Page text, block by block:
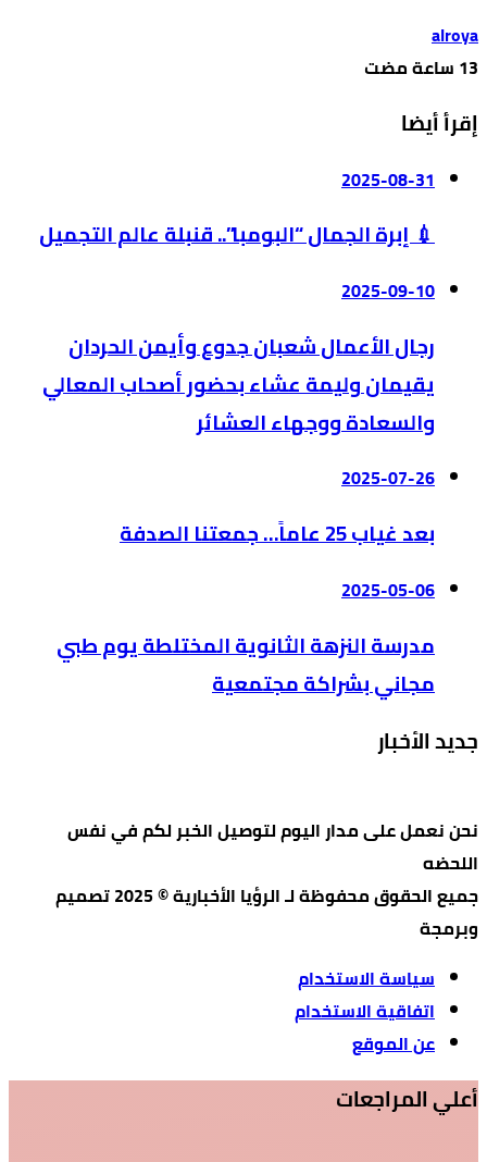
alroya
إقرأ أيضا
2025-08-31
💉 إبرة الجمال “البومبا”.. قنبلة عالم التجميل
2025-09-10
رجال الأعمال شعبان جدوع وأيمن الحردان
يقيمان وليمة عشاء بحضور أصحاب المعالي
والسعادة ووجهاء العشائر
2025-07-26
بعد غياب 25 عاماً… جمعتنا الصدفة
2025-05-06
مدرسة النزهة الثانوية المختلطة يوم طبي
مجاني بشراكة مجتمعية
جديد الأخبار
نحن نعمل على مدار اليوم لتوصيل الخبر لكم في نفس
اللحضه
جميع الحقوق محفوظة لـ الرؤيا الأخبارية © 2025 تصميم
وبرمجة
سياسة الاستخدام
اتفاقية الاستخدام
عن الموقع
أعلي المراجعات